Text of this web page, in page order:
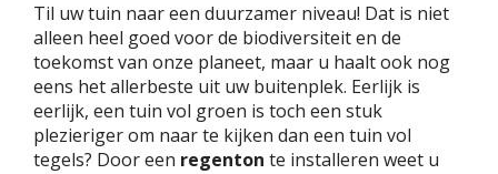
Til uw tuin naar een duurzamer niveau! Dat is niet
alleen heel goed voor de biodiversiteit en de
toekomst van onze planeet, maar u haalt ook nog
eens het allerbeste uit uw buitenplek. Eerlijk is
eerlijk, een tuin vol groen is toch een stuk
plezieriger om naar te kijken dan een tuin vol
tegels? Door een regenton te installeren weet u